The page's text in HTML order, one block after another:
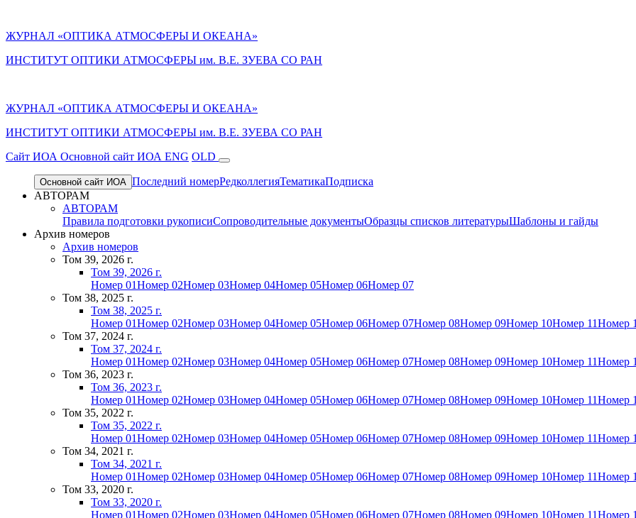
ЖУРНАЛ «ОПТИКА АТМОСФЕРЫ И ОКЕАНА»
ИНСТИТУТ ОПТИКИ АТМОСФЕРЫ им. В.Е. ЗУЕВА СО РАН
ЖУРНАЛ «ОПТИКА АТМОСФЕРЫ И ОКЕАНА»
ИНСТИТУТ ОПТИКИ АТМОСФЕРЫ им. В.Е. ЗУЕВА СО РАН
Cайт ИОА Основной сайт ИОА ENG OLD
Основной сайт ИОА Последний номерРедколлегияТематикаПодписка
АВТОРАМ
АВТОРАМ
Правила подготовки рукописиСопроводительные документыОбразцы списков литературыШаблоны и гайды
Архив номеров
Архив номеров
Том 39, 2026 г.
Том 39, 2026 г.
Номер 01Номер 02Номер 03Номер 04Номер 05Номер 06Номер 07
Том 38, 2025 г.
Том 38, 2025 г.
Номер 01Номер 02Номер 03Номер 04Номер 05Номер 06Номер 07Номер 08Номер 09Номер 10Номер 11Номер
Том 37, 2024 г.
Том 37, 2024 г.
Номер 01Номер 02Номер 03Номер 04Номер 05Номер 06Номер 07Номер 08Номер 09Номер 10Номер 11Номер
Том 36, 2023 г.
Том 36, 2023 г.
Номер 01Номер 02Номер 03Номер 04Номер 05Номер 06Номер 07Номер 08Номер 09Номер 10Номер 11Номер
Том 35, 2022 г.
Том 35, 2022 г.
Номер 01Номер 02Номер 03Номер 04Номер 05Номер 06Номер 07Номер 08Номер 09Номер 10Номер 11Номер
Том 34, 2021 г.
Том 34, 2021 г.
Номер 01Номер 02Номер 03Номер 04Номер 05Номер 06Номер 07Номер 08Номер 09Номер 10Номер 11Номер
Том 33, 2020 г.
Том 33, 2020 г.
Номер 01Номер 02Номер 03Номер 04Номер 05Номер 06Номер 07Номер 08Номер 09Номер 10Номер 11Номер